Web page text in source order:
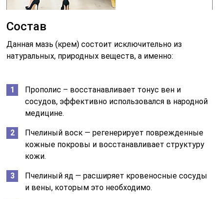
Состав
Данная мазь (крем) состоит исключительно из
натуральных, природных веществ, а именно:
Прополис – восстанавливает тонус вен и
сосудов, эффективно использовался в народной
медицине.
Пчелиный воск — регенерирует поврежденные
кожные покровы и восстанавливает структуру
кожи.
Пчелиный яд — расширяет кровеносные сосуды
и вены, которым это необходимо.